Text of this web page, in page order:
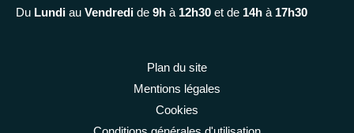
Du Lundi au Vendredi de 9h à 12h30 et de 14h à 17h30
Plan du site
Mentions légales
Cookies